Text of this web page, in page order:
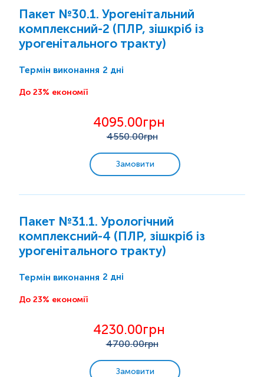
Дослідження сперми
Урогенітальні інфекції
Спермограма, MAR-тест
Урогенітальні інфекції
Гормональні дослідження
Алергологічні дослідження
Маркери аутоімунних захворювань
Пренатальна діагностика. Моніторинг вагітності.
Онкомаркери
Генетичні дослідження
Пакет №30.1. Урогенітальний
комплексний-2 (ПЛР, зішкріб із
урогенітального тракту)
Термін виконання 2 дні
До 23% економії
4095.00грн
4550.00грн
Замовити
Пакет №31.1. Урологічний
комплексний-4 (ПЛР, зішкріб із
урогенітального тракту)
Термін виконання 2 дні
До 23% економії
4230.00грн
4700.00грн
Замовити